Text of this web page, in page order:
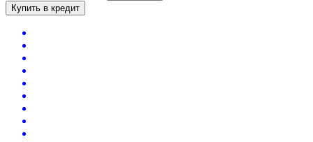
Купить в кредит